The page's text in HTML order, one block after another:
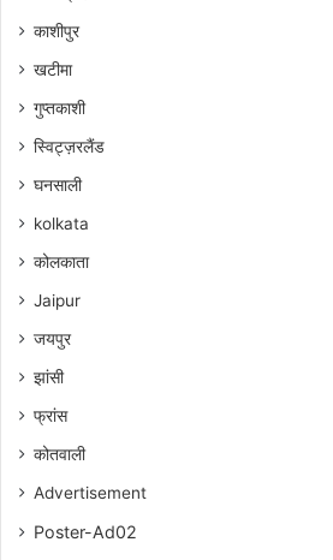
काशीपुर
खटीमा
गुप्तकाशी
स्विट्ज़रलैंड
घनसाली
kolkata
कोलकाता
Jaipur
जयपुर
झांसी
फ्रांस
कोतवाली
Advertisement
Poster-Ad02